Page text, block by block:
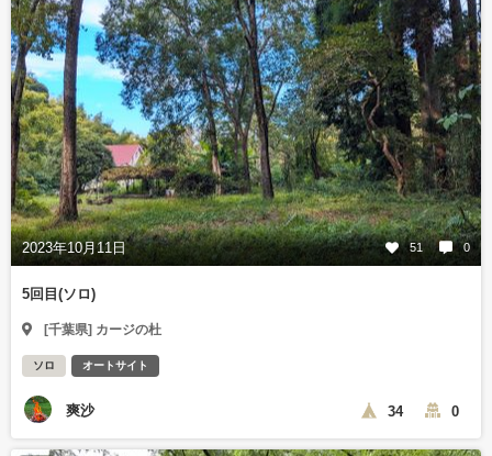
2023年10月11日 51 0
5回目(ソロ)
[千葉県] カージの杜
ソロ オートサイト
爽沙 34 0